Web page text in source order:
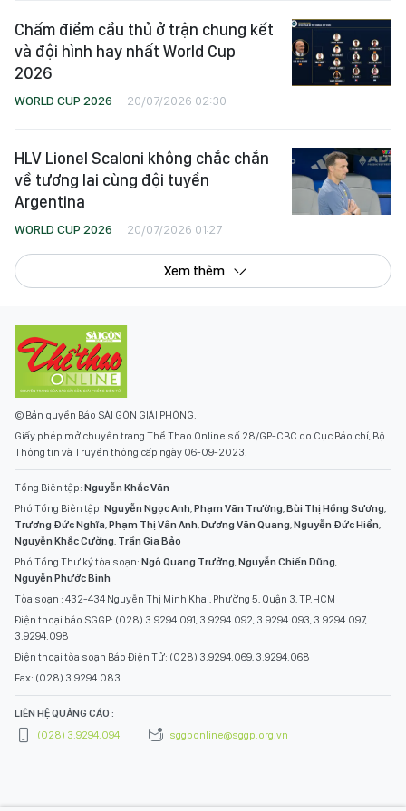
Chấm điểm cầu thủ ở trận chung kết
và đội hình hay nhất World Cup
2026
WORLD CUP 2026 20/07/2026 02:30
HLV Lionel Scaloni không chắc chắn
về tương lai cùng đội tuyển
Argentina
WORLD CUP 2026 20/07/2026 01:27
Xem thêm
© Bản quyền Báo SÀI GÒN GIẢI PHÓNG.
Giấy phép mở chuyên trang Thể Thao Online số 28/GP-CBC do Cục Báo chí, Bộ
Thông tin và Truyền thông cấp ngày 06-09-2023.
Tổng Biên tập: Nguyễn Khắc Văn
Phó Tổng Biên tập: Nguyễn Ngọc Anh,Phạm Văn Trường,Bùi Thị Hồng Sương,
Trương Đức Nghĩa,Phạm Thị Vân Anh,Dương Văn Quang,Nguyễn Đức Hiển,
Nguyễn Khắc Cường, Trần Gia Bảo
Phó Tổng Thư ký tòa soạn: Ngô Quang Trưởng,Nguyễn Chiến Dũng,
Nguyễn Phước Bình
Tòa soạn : 432-434 Nguyễn Thị Minh Khai, Phường 5, Quận 3, TP.HCM
Điện thoại báo SGGP: (028) 3.9294.091, 3.9294.092, 3.9294.093, 3.9294.097,
3.9294.098
Điện thoại tòa soạn Báo Điện Tử: (028) 3.9294.069, 3.9294.068
Fax: (028) 3.9294.083
LIÊN HỆ QUẢNG CÁO :
(028) 3.9294.094
sggponline@sggp.org.vn